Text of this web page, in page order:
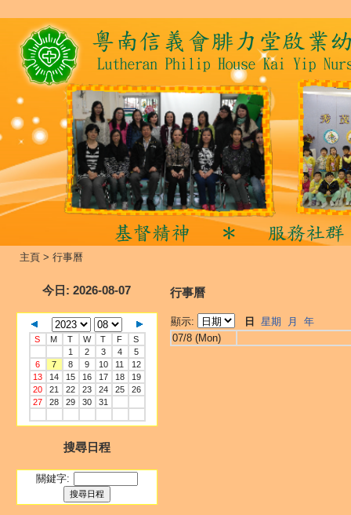
主頁 > 行事曆
今日 : 2026-08-07
S M T W T F
S
1
2 3 4
5
6
7 8 9 10 11
12
13
14 15 16 17 18
19
20
21 22 23 24 25
26
27
28 29 30 31
搜尋日程
關鍵字:
行事曆
顯示: 日 星期 月
年
07/8 (Mon)